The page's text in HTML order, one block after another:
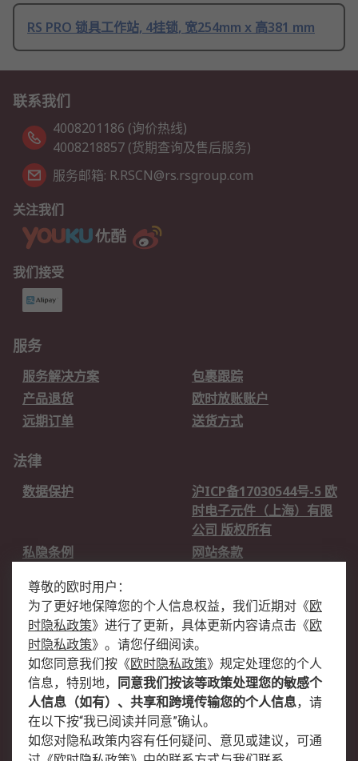
RS PRO 锁具工作站, 4挂锁, 宽254mm x 高381 mm
联系我们
4008201186 (询价热线)
4008218857 (货期查询及售后服务)
服务邮箱: R.RSCN@rs.rsgroup.com
关注我们
我们接受
服务
服务解决方案
包裹跟踪
产品退货
欧时放账账户
远期订单
送货方式
法律
数据保护
沪ICP备17030544号-5 欧
时电子元件（上海）有限
公司 版权所有
私隐条例
网站条款
关于欧时
欧时销售条款
账户和付款
企业集团
全球办事处
关于我们
新闻中心
加入我们
尊敬的欧时用户：
为了更好地保障您的个人信息权益，我们近期对 《欧
时隐私政策》 进行了更新，具体更新内容请点击 《欧
时隐私政策》 。请您仔细阅读。
如您同意我们按 《欧时隐私政策》 规定处理您的个人
信息，特别地，
同意我们按该等政策处理您的敏感个
人信息（如有）、共享和跨境传输您的个人信息，请
在以下按“我已阅读并同意”确认。
如您对隐私政策内容有任何疑问、意见或建议，可通